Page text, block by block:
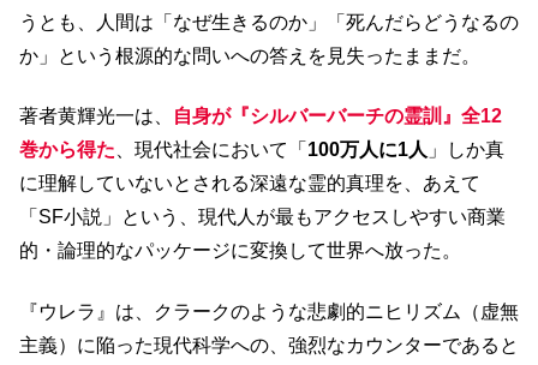
うとも、人間は「なぜ生きるのか」「死んだらどうなるの
か」という根源的な問いへの答えを見失ったままだ。
著者黄輝光一は、
自身が『シルバーバーチの霊訓』全12
巻から得た 、現代社会において「 100万人に1人 」しか真
に理解していないとされる深遠な霊的真理を、あえて
「SF小説」という、現代人が最もアクセスしやすい商業
的・論理的なパッケージに変換して世界へ放った。
『ウレラ』は、クラークのような悲劇的ニヒリズム（虚無
主義）に陥った現代科学への、強烈なカウンターであると